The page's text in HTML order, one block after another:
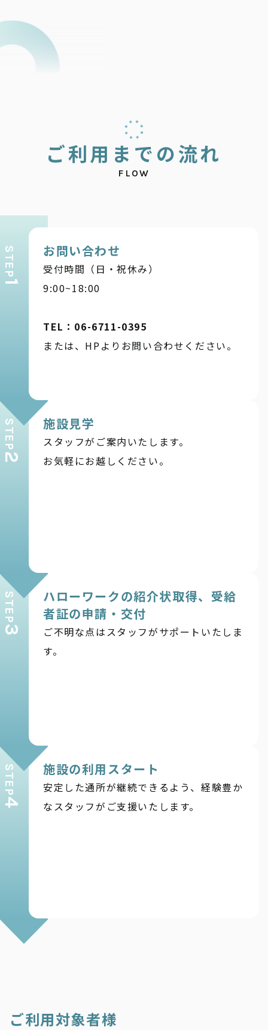
ご利用 ま での流れ
FLOW
STEP
1
お問い合わせ
受付時間（日・祝休み）
9:00~18:00
TEL：06-6711-0395
または、HPよりお問い合わせください。
STEP
2
施設見学
スタッフがご案内いたします。
お気軽にお越しください。
STEP
3
ハローワークの紹介状取得、受給
者証の申請・交付
ご不明な点はスタッフがサポートいたしま
す。
STEP
4
施設の利用スタート
安定した通所が継続できるよう、経験豊か
なスタッフがご支援いたします。
ご利用対象者様